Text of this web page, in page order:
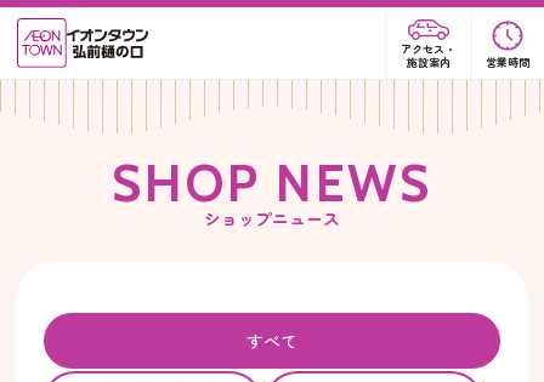
アクセス・
施設案内
営業時間
SHOP NEWS
ショップニュース
すべて